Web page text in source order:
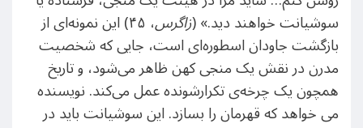
سوشیانت خواهند دید.» (زاگرس ، ۴۵) این نمونه‌ای از
بازگشت جاودان اسطوره‌ای است، جایی که شخصیت
مدرن در نقش یک منجی کهن ظاهر می‌شود، و تاریخ
همچون یک چرخه‌ی تکرارشونده عمل می‌کند. نویسنده
می خواهد که قهرمان را بسازد. این سوشیانت باید در